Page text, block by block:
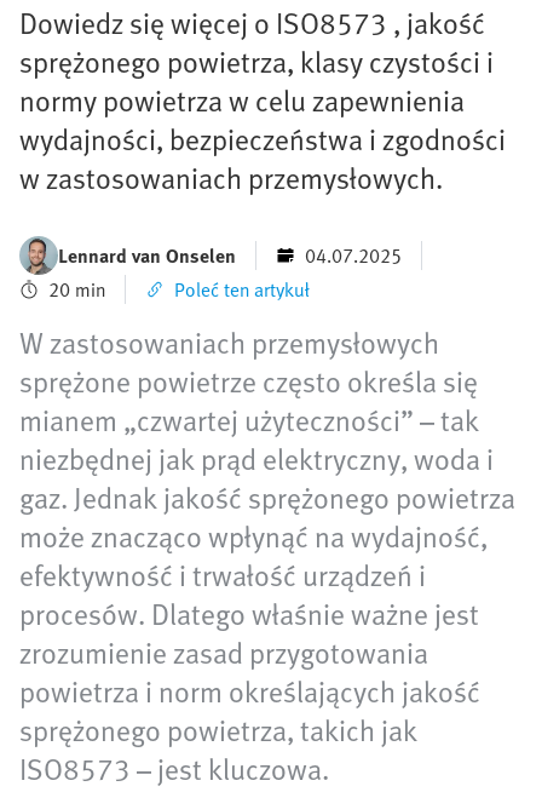
Dowiedz się więcej o ISO8573 , jakość
sprężonego powietrza, klasy czystości i
normy powietrza w celu zapewnienia
wydajności, bezpieczeństwa i zgodności
w zastosowaniach przemysłowych.
Lennard van Onselen
04.07.2025
20 min
Poleć ten artykuł
W zastosowaniach przemysłowych
sprężone powietrze często określa się
mianem „czwartej użyteczności” – tak
niezbędnej jak prąd elektryczny, woda i
gaz. Jednak jakość sprężonego powietrza
może znacząco wpłynąć na wydajność,
efektywność i trwałość urządzeń i
procesów. Dlatego właśnie ważne jest
zrozumienie zasad przygotowania
powietrza i norm określających jakość
sprężonego powietrza, takich jak
ISO8573 – jest kluczowa.